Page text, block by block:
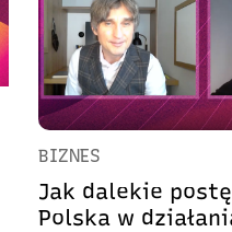
BIZNES
Jak dalekie
Polska w